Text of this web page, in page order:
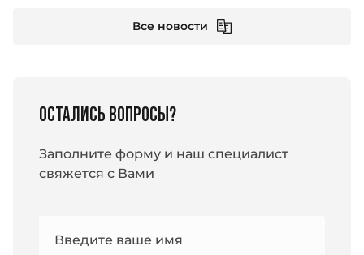
Все новости
ОСТАЛИСЬ ВОПРОСЫ?
Заполните форму и наш специалист
свяжется с Вами
Введите ваше имя
Номер
e-mail